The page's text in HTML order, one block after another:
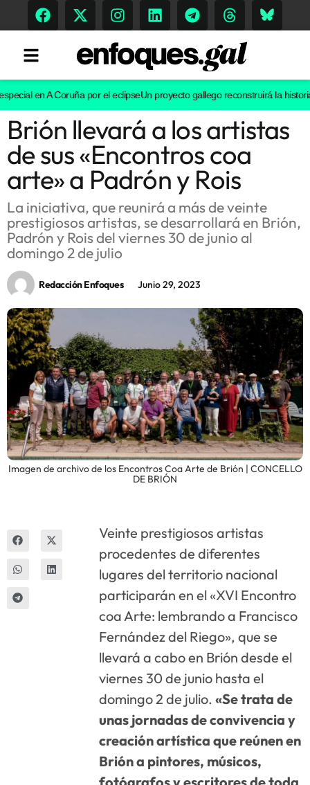
Tendencias
Memoria Histórica
Gastronomía
Escenarios
Sostenibilidad
Innova
en A Coruña por el eclipseUn proyecto gallego reconstruirá la historia
Brión llevará a los artistas
de sus «Encontros coa
arte» a Padrón y Rois
La iniciativa, que reunirá a más de veinte
prestigiosos artistas, se desarrollará en Brión,
Padrón y Rois del viernes 30 de junio al
domingo 2 de julio
Redacción Enfoques Junio 29, 2023
Imagen de archivo de los Encontros Coa Arte de Brión | CONCELLO
DE BRIÓN
Veinte prestigiosos artistas
procedentes de diferentes
lugares del territorio nacional
participarán en el «XVI Encontro
coa Arte: lembrando a Francisco
Fernández del Riego», que se
llevará a cabo en Brión desde el
viernes 30 de junio hasta el
domingo 2 de julio.«Se trata de
unas jornadas de convivencia y
creación artística que reúnen en
Brión a pintores, músicos,